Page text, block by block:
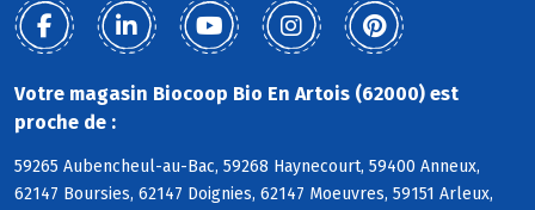
Votre magasin Biocoop Bio En Artois (62000) est
proche de :
59265 Aubencheul-au-Bac, 59268 Haynecourt, 59400 Anneux,
62147 Boursies, 62147 Doignies, 62147 Moeuvres, 59151 Arleux,